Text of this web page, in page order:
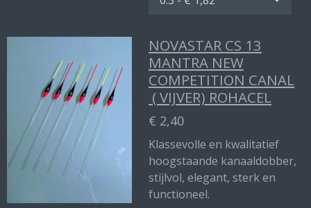
NOVASTAR CS 13
MANTRA NEW
COMPETITION CANAL
( VIJVER) ROHACEL
€ 2,40
Klassevolle en kwalitatief
hoogstaande kanaaldobber,
stijlvol, elegant, sterk en
functioneel.